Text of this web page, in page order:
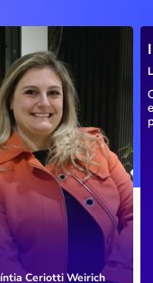
Ceriotti Weirich